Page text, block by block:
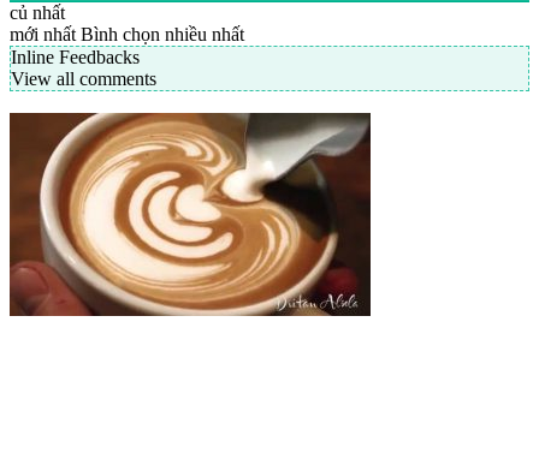
củ nhất
mới nhất Bình chọn nhiều nhất
Inline Feedbacks
View all comments